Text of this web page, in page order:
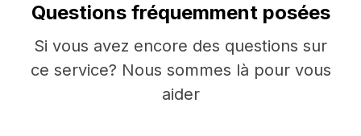
Questions fréquemment posées
Si vous avez encore des questions sur
ce service? Nous sommes là pour vous
aider